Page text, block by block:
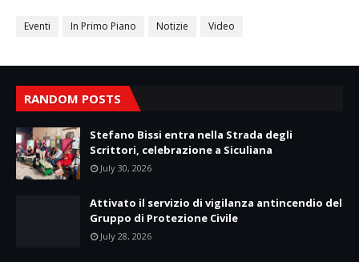
Eventi In Primo Piano Notizie Video
RANDOM POSTS
Stefano Bissi entra nella Strada degli
Scrittori, celebrazione a Siculiana
July 30, 2026
Attivato il servizio di vigilanza antincendio del
Gruppo di Protezione Civile
July 28, 2026